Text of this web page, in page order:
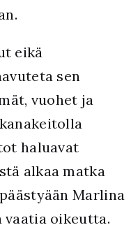
eikä
sen
vuohet ja
haluavat
alkaa matka
Marlina
vaatia oikeutta.